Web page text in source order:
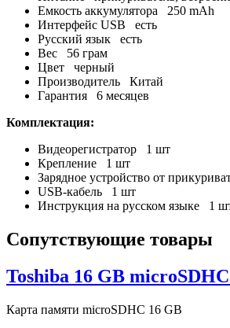
Емкость аккумулятора 250 mAh
Интерфейс USB есть
Русский язык есть
Вес 56 грам
Цвет черный
Производитель Китай
Гарантия 6 месяцев
Комплектация:
Видеорегистратор 1 шт
Крепление 1 шт
Зарядное устройство от
USB-кабель 1 шт
Инструкция на русском языке 1
Сопутствующие товары
Toshiba 16 GB
Карта памяти microSDHC 16 GB